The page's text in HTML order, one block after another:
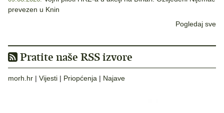
prevezen u Knin
Pogledaj sve
Pratite naše RSS izvore
morh.hr | Vijesti | Priopćenja | Najave